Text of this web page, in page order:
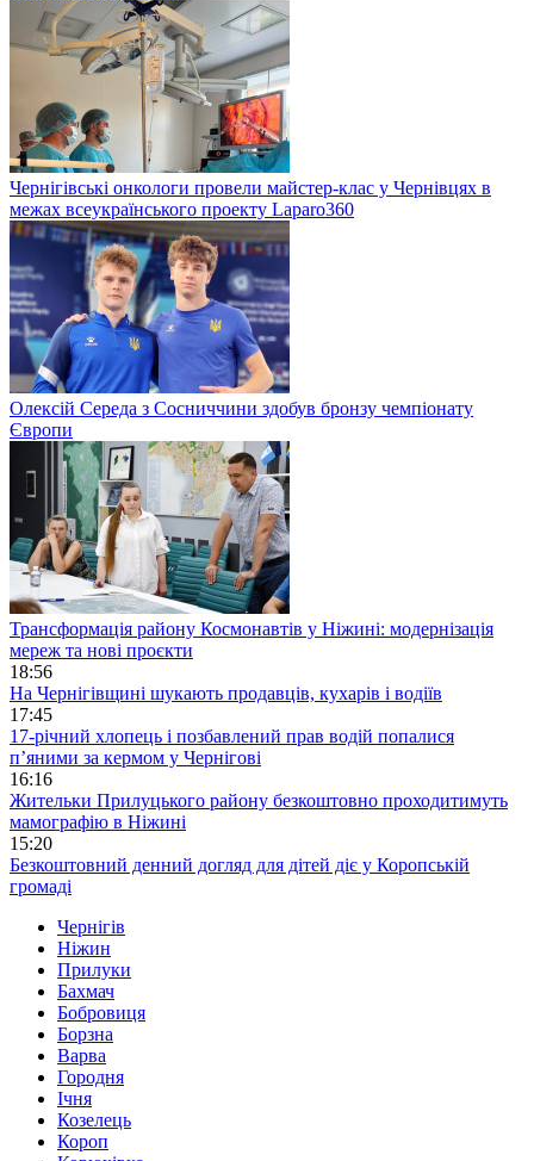
Чернігівські онкологи провели майстер-клас у Чернівцях в
межах всеукраїнського проекту Laparo360
Олексій Середа з Сосниччини здобув бронзу чемпіонату
Європи
Трансформація району Космонавтів у Ніжині: модернізація
мереж та нові проєкти
18:56
На Чернігівщині шукають продавців, кухарів і водіїв
17:45
17-річний хлопець і позбавлений прав водій попалися
п’яними за кермом у Чернігові
16:16
Жительки Прилуцького району безкоштовно проходитимуть
мамографію в Ніжині
15:20
Безкоштовний денний догляд для дітей діє у Коропській
громаді
Чернігів
Ніжин
Прилуки
Бахмач
Бобровиця
Борзна
Варва
Городня
Ічня
Козелець
Короп